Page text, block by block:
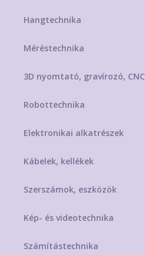
Hangtechnika
Méréstechnika
3D nyomtató, gravírozó, CNC
Robottechnika
Elektronikai alkatrészek
Kábelek, kellékek
Szerszámok, eszközök
Kép- és videotechnika
Számítástechnika